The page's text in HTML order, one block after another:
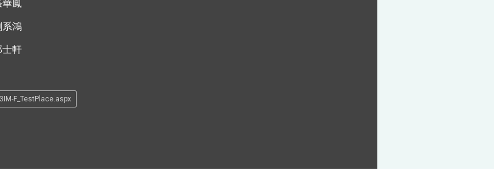
華鳳
系鴻
士軒
F_TestPlace.aspx